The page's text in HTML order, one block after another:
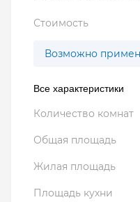
Стоимость
Возможно
Все характеристики
Количество комнат
Общая площадь
Жилая площадь
Площадь кухни